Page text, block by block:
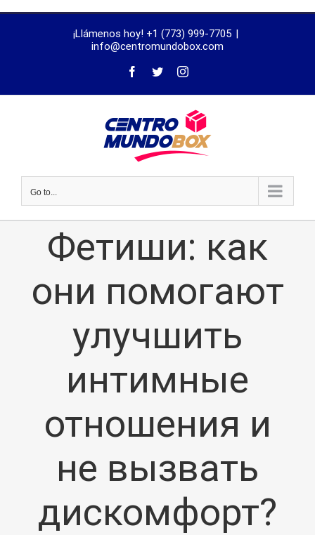
¡Llámenos hoy! +1 (773) 999-7705 |
info@centromundobox.com
Go to...
Фетиши: как
они помогают
улучшить
интимные
отношения и
не вызвать
дискомфорт?